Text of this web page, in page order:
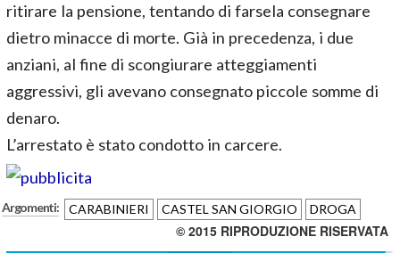
ritirare la pensione, tentando di farsela consegnare
dietro minacce di morte. Già in precedenza, i due
anziani, al fine di scongiurare atteggiamenti
aggressivi, gli avevano consegnato piccole somme di
denaro.
L’arrestato è stato condotto in carcere.
Argomenti: CARABINIERI CASTEL SAN GIORGIO DROGA
© 2015 RIPRODUZIONE RISERVATA